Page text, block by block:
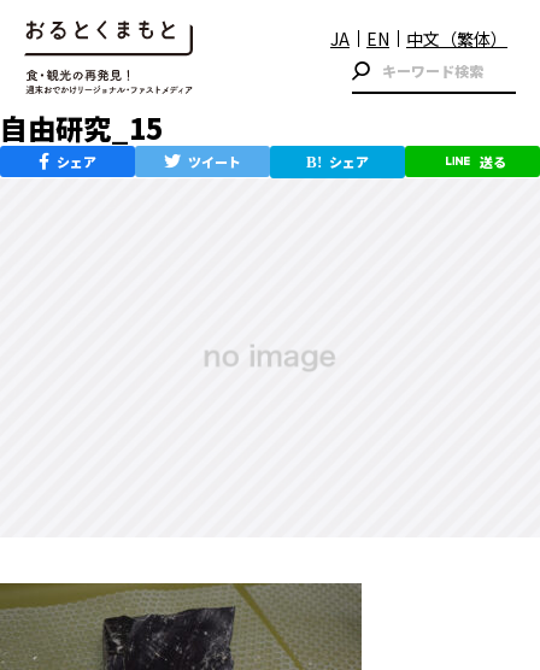
JA EN 中文（繁体）
自由研究_15
シェア ツイート シェア 送る